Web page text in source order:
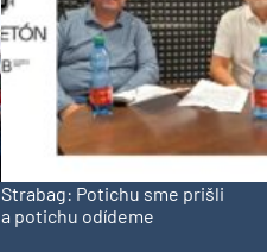
Strabag: Potichu sme prišli
a potichu odídeme